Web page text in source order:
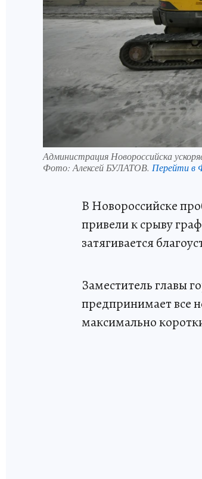
Администрация Новороссийска
Фото: Алексей БУЛАТОВ. Перейти в
В Новороссийске
привели к срыву
затягивается
Заместитель главы
предпринимает все
максимально